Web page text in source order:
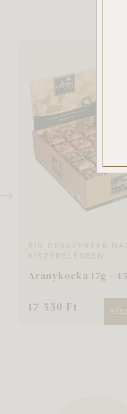
KIS DESSZERTEK
KISZERELÉSBEN
Aranykocka 17g -
17 550 Ft